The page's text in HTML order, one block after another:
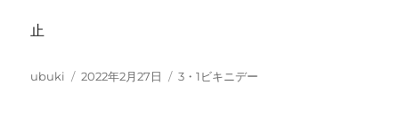
止
投
ubuki
投
2022年2月27日
カ
3・1ビキニデー